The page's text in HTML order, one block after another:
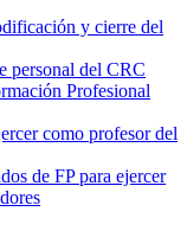
y cierre del
personal del CRC
Profesional
como profesor del
de FP para ejercer